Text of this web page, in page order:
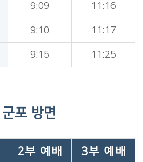
9:09 11:16
9:10 11:17
9:15 11:25
군포 방면
2부 예배 3부 예배